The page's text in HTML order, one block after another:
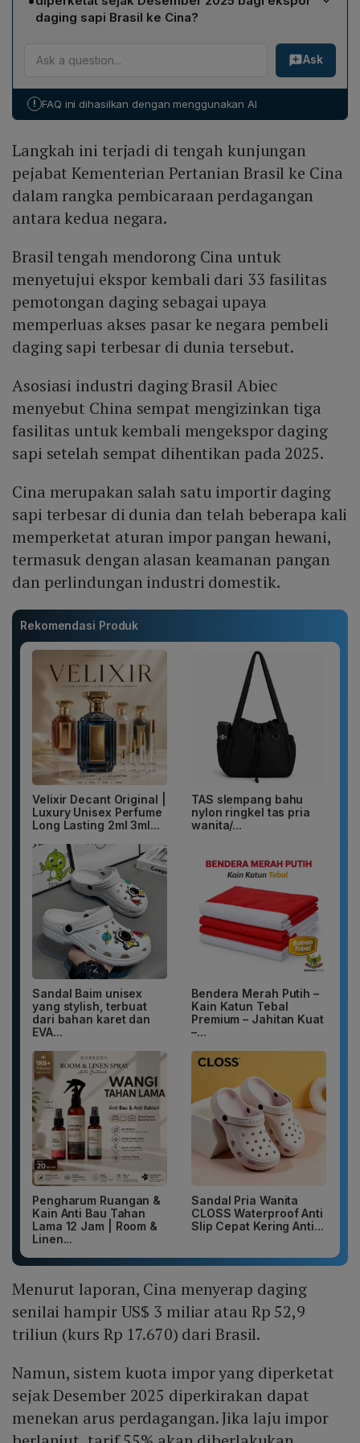
dan Frialto, belum memberikan respons resmi atas
keputusan penangguhan impor yang diambil oleh
daging sapi Brasil ke Cina?
Sistem kuota yang lebih ketat diperkirakan akan
menekan arus perdagangan; jika impor terus berlanjut,
tarif 55 % akan dikenakan pada pengiriman dari Brasil
ekspor secara signifikan dan memperlambat pemulihan
Ask
! FAQ ini dihasilkan dengan menggunakan AI
Langkah ini terjadi di tengah kunjungan
pejabat Kementerian Pertanian Brasil ke Cina
dalam rangka pembicaraan perdagangan
antara kedua negara.
Brasil tengah mendorong Cina untuk
menyetujui ekspor kembali dari 33 fasilitas
pemotongan daging sebagai upaya
memperluas akses pasar ke negara pembeli
daging sapi terbesar di dunia tersebut.
Asosiasi industri daging Brasil Abiec
menyebut China sempat mengizinkan tiga
fasilitas untuk kembali mengekspor daging
sapi setelah sempat dihentikan pada 2025.
Cina merupakan salah satu importir daging
sapi terbesar di dunia dan telah beberapa kali
memperketat aturan impor pangan hewani,
termasuk dengan alasan keamanan pangan
dan perlindungan industri domestik.
Rekomendasi Produk
Velixir Decant Original |
Luxury Unisex Perfume
Long Lasting 2ml 3ml...
TAS slempang bahu
nylon ringkel tas pria
wanita/...
Sandal Baim unisex
yang stylish, terbuat
dari bahan karet dan
EVA...
Bendera Merah Putih –
Kain Katun Tebal
Premium – Jahitan Kuat
–...
Pengharum Ruangan &
Kain Anti Bau Tahan
Lama 12 Jam | Room &
Linen...
Sandal Pria Wanita
CLOSS Waterproof Anti
Slip Cepat Kering Anti...
Menurut laporan, Cina menyerap daging
senilai hampir US$ 3 miliar atau Rp 52,9
triliun (kurs Rp 17.670) dari Brasil.
Namun, sistem kuota impor yang diperketat
sejak Desember 2025 diperkirakan dapat
menekan arus perdagangan. Jika laju impor